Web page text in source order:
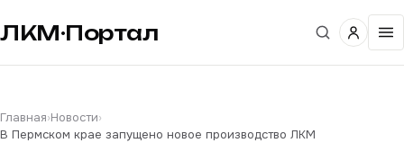
ЛКМ·Портал
Главная›Новости›
В Пермском крае запущено новое производство ЛКМ